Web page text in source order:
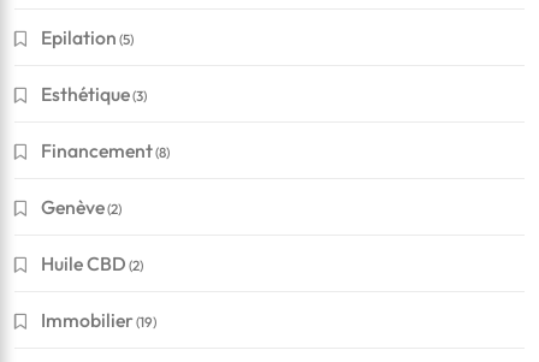
Epilation (5)
Esthétique(3)
Financement(8)
Genève(2)
Huile CBD (2)
Immobilier(19)